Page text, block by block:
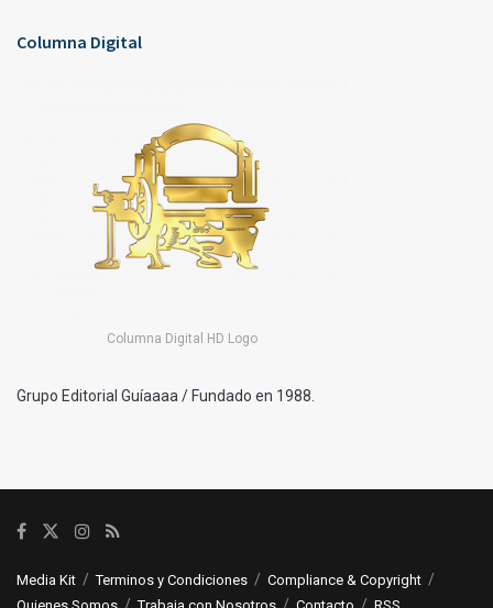
Columna Digital
Columna Digital HD Logo
Grupo Editorial Guíaaaa / Fundado en 1988.
Media Kit Terminos y Condiciones
Compliance & Copyright